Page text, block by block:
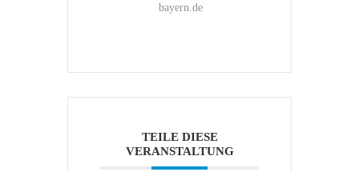
bayern.de
TEILE DIESE
VERANSTALTUNG